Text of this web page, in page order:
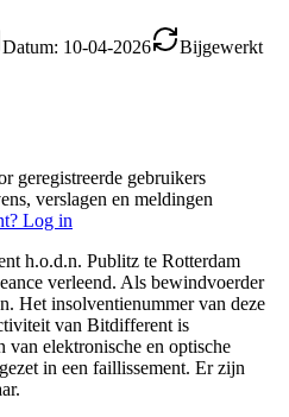
Datum: 10-04-2026
Bijgewerkt
geregistreerde gebruikers
verslagen en meldingen
Log in
h.o.d.n. Publitz te Rotterdam
verleend. Als bewindvoerder
Het insolventienummer van deze
van Bitdifferent is
van elektronische en optische
in een faillissement. Er zijn